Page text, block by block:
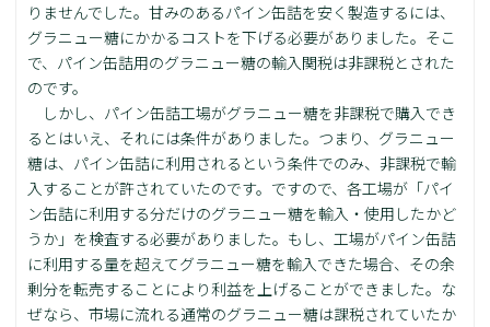
りませんでした。甘みのあるパイン缶詰を安く製造するには、
グラニュー糖にかかるコストを下げる必要がありました。そこ
で、パイン缶詰用のグラニュー糖の輸入関税は非課税とされた
のです。
しかし、パイン缶詰工場がグラニュー糖を非課税で購入でき
るとはいえ、それには条件がありました。つまり、グラニュー
糖は、パイン缶詰に利用されるという条件でのみ、非課税で輸
入することが許されていたのです。ですので、各工場が「パイ
ン缶詰に利用する分だけのグラニュー糖を輸入・使用したかど
うか」を検査する必要がありました。もし、工場がパイン缶詰
に利用する量を超えてグラニュー糖を輸入できた場合、その余
剰分を転売することにより利益を上げることができました。な
ぜなら、市場に流れる通常のグラニュー糖は課税されていたか